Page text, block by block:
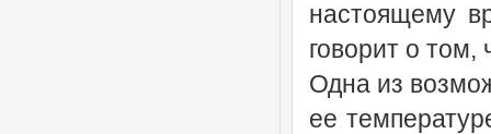
настоящему
говорит о
Одна из
ее